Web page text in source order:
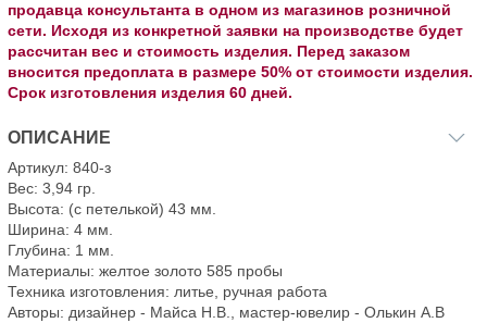
продавца консультанта в одном из магазинов розничной
сети. Исходя из конкретной заявки на производстве будет
рассчитан вес и стоимость изделия. Перед заказом
вносится предоплата в размере 50% от стоимости изделия.
Срок изготовления изделия 60 дней.
ОПИСАНИЕ
Артикул: 840-з
Вес: 3,94 гр.
Высота: (с петелькой) 43 мм.
Ширина: 4 мм.
Глубина: 1 мм.
Материалы: желтое золото 585 пробы
Техника изготовления: литье, ручная работа
Авторы: дизайнер - Майса Н.В., мастер-ювелир - Олькин А.В